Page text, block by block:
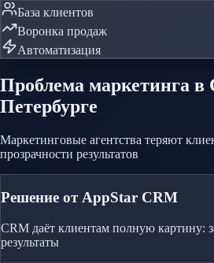
База клиентов
Воронка продаж
Автоматизация
Проблема маркетинга в
Петербурге
Маркетинговые агентства теряют
прозрачности результатов
Решение от AppStar CRM
CRM даёт клиентам полную картину:
результаты